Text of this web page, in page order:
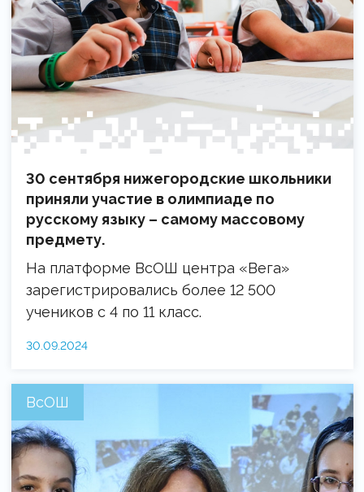
30 сентября нижегородские школьники
приняли участие в олимпиаде по
русскому языку – самому массовому
предмету.
На платформе ВсОШ центра «Вега»
зарегистрировались более 12 500
учеников с 4 по 11 класс.
30.09.2024
ВсОШ